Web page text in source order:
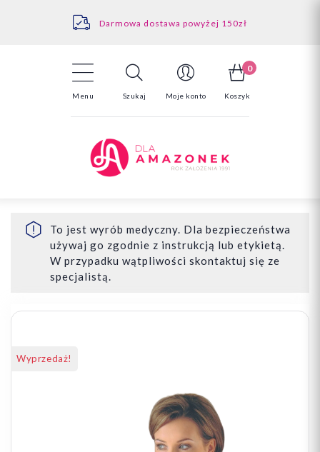
Darmowa dostawa powyżej 150zł
Odstąpienie od umowy - tutaj
Menu Szukaj Moje konto
0
Koszyk
To jest wyrób medyczny. Dla bezpieczeństwa
używaj go zgodnie z instrukcją lub etykietą.
W przypadku wątpliwości skontaktuj się ze
specjalistą.
Wyprzedaż!